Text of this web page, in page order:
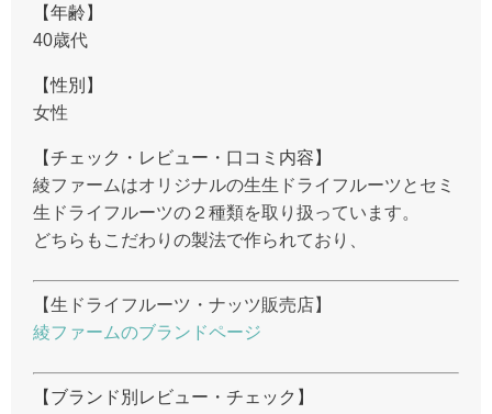
【年齢】
40歳代
【性別】
女性
【チェック・レビュー・口コミ内容】
綾ファームはオリジナルの生生ドライフルーツとセミ
生ドライフルーツの２種類を取り扱っています。
どちらもこだわりの製法で作られており、
【生ドライフルーツ・ナッツ販売店】
綾ファームのブランドページ
【ブランド別レビュー・チェック】